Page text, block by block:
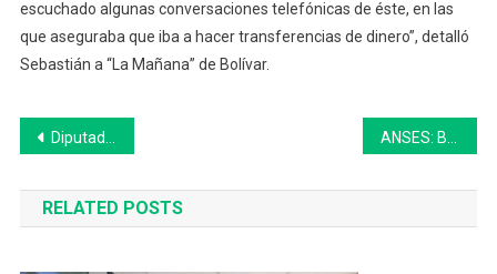
escuchado algunas conversaciones telefónicas de éste, en las
que aseguraba que iba a hacer transferencias de dinero”, detalló
Sebastián a “La Mañana” de Bolívar.
Navegación
de
entradas
Diputados comienza a debatir las modificaciones a la ley de alquileres ANSES: Bono de $6.000 para jubilaciones y pensiones
RELATED POSTS